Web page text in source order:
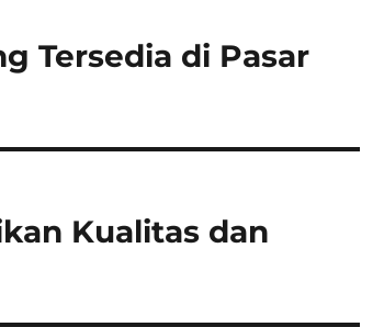
Tersedia di Pasar
Kualitas dan